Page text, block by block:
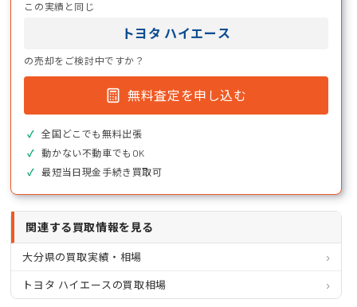
この実績と同じ
トヨタ ハイエース
の売却をご検討中ですか？
無料査定を申し込む
全国どこでも無料出張
動かない不動車でもOK
最短当日現金手続き買取可
関連する買取情報を見る
大分県の買取実績・相場
トヨタ ハイエースの買取相場